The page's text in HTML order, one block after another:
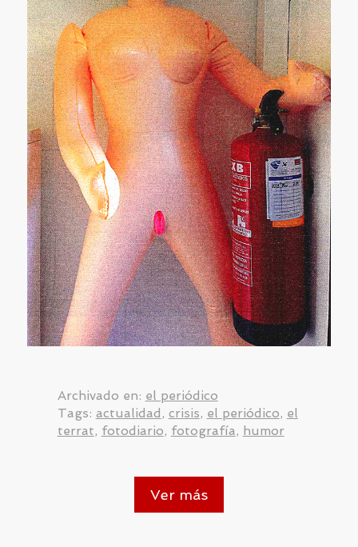
Archivado en: el periódico
Tags: actualidad , crisis, el periódico, el
terrat, fotodiario, fotografía, humor
Ver más